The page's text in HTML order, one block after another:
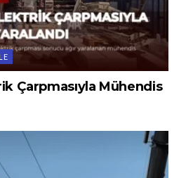
Çarpmasıyla Mühendis